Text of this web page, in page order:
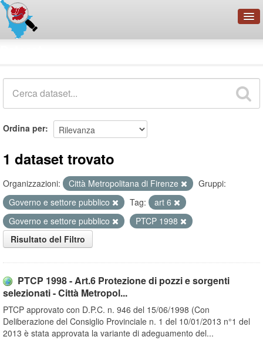
Organizzazioni
Ordina per
1 dataset trovato
Organizzazioni: Città Metropolitana di Firenze
Gruppi:
Governo e settore pubblico
Tag:
art 6
Governo e settore pubblico
PTCP 1998
Risultato del Filtro
PTCP 1998 - Art.6 Protezione di pozzi e sorgenti
selezionati - Città Metropol...
PTCP approvato con D.P.C. n. 946 del 15/06/1998 (Con
Deliberazione del Consiglio Provinciale n. 1 del 10/01/2013 n°1 del
2013 è stata approvata la variante di adeguamento del...